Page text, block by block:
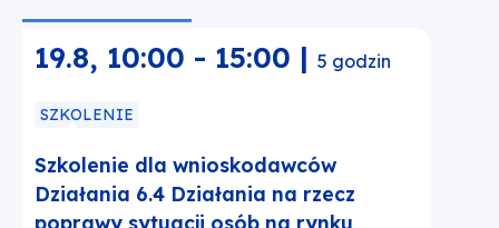
19.8, 10:00 - 15:00 |5 godzin
SZKOLENIE
Szkolenie dla wnioskodawców
Działania 6.4 Działania na rzecz
poprawy sytuacji osób na rynku